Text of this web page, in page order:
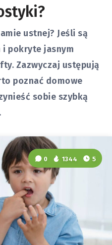
ustnej? Jeśli są
i pokryte jasnym
Zazwyczaj ustępują
poznać domowe
sobie szybką
0 1344 5